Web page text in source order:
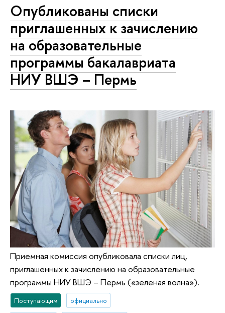
Опубликованы списки
приглашенных к зачислению
на образовательные
программы бакалавриата
НИУ ВШЭ – Пермь
Приемная комиссия опубликовала списки лиц,
приглашенных к зачислению на образовательные
программы НИУ ВШЭ – Пермь («зеленая волна»).
Поступающим официально